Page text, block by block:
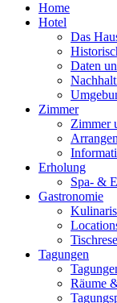
Home
Hotel
Das
Daten
Zimmer
Zimmer
Erholung
Spa- &
Gastronomie
Tagungen
Räume